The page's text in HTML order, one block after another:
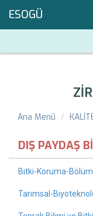
ESOGÜ
Ana Menü
DIŞ PAYDAŞ
Bitki-Koruma-
Tarımsal-